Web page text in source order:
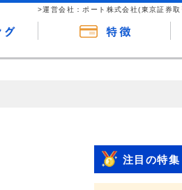
>運営会社：ポート株式会社(東京証券
注目の特集